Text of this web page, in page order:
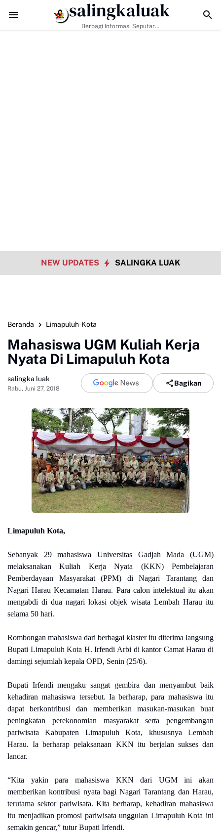
Tantangan Era Digital, Arisal Aziz Ajak Masyarakat Perkuat Nilai
salingkaluak
Berbagi Informasi Seputar
NEW UPDATES SALINGKA LUAK
Beranda Limapuluh-Kota
Mahasiswa UGM Kuliah Kerja
Nyata Di Limapuluh Kota
salingka luak
Rabu, Juni 27, 2018
Bagikan
Limapuluh Kota,
Sebanyak 29 mahasiswa Universitas Gadjah Mada (UGM)
melaksanakan Kuliah Kerja Nyata (KKN) Pembelajaran
Pemberdayaan Masyarakat (PPM) di Nagari Tarantang dan
Nagari Harau Kecamatan Harau. Para calon intelektual itu akan
mengabdi di dua nagari lokasi objek wisata Lembah Harau itu
selama 50 hari.
Rombongan mahasiswa dari berbagai klaster itu diterima langsung
Bupati Limapuluh Kota H. Irfendi Arbi di kantor Camat Harau di
damingi sejumlah kepala OPD, Senin (25/6).
Bupati Irfendi mengaku sangat gembira dan menyambut baik
kehadiran mahasiswa tersebut. Ia berharap, para mahasiswa itu
dapat berkontribusi dan memberikan masukan-masukan buat
peningkatan perekonomian masyarakat serta pengembangan
pariwisata Kabupaten Limapuluh Kota, khususnya Lembah
Harau. Ia berharap pelaksanaan KKN itu berjalan sukses dan
lancar.
“Kita yakin para mahasiswa KKN dari UGM ini akan
memberikan kontribusi nyata bagi Nagari Tarantang dan Harau,
terutama sektor pariwisata. Kita berharap, kehadiran mahasiswa
itu menjadikan promosi pariwisata unggulan Limapuluh Kota ini
semakin gencar,” tutur Bupati Irfendi.